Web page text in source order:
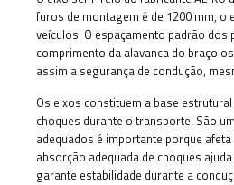
furos de montagem é de 1200 mm, o
veículos. O espaçamento padrão
comprimento da alavanca do braço
assim a segurança de condução,
Os eixos constituem a base
choques durante o transporte. São
adequados é importante porque
absorção adequada de choques
garante estabilidade durante a